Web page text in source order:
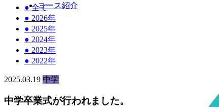
コース紹介
●全て
● 2026年
● 2025年
● 2024年
● 2023年
● 2022年
2025.03.19 中学
中学卒業式が行われました。